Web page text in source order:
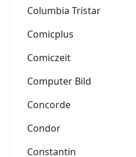
Columbia Tristar
Comicplus
Comiczeit
Computer Bild
Concorde
Condor
Constantin